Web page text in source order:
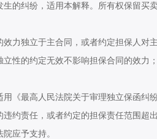
纠纷，适用本解释。所有权保留买
独立于主合同，或者约定担保人对
性的约定无效不影响担保合同的效力
最高人民法院关于审理独立保函纠纷
责任，或者约定的担保责任范围超
应予支持。